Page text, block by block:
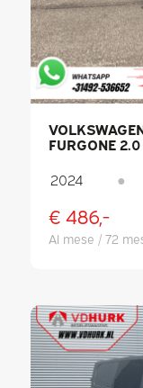
FURGONE
2024 ●
€ 486,-
Al mese / 72